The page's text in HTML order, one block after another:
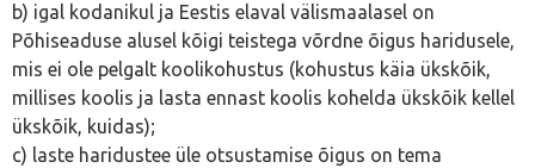
b) igal kodanikul ja Eestis elaval välismaalasel on
Põhiseaduse alusel kõigi teistega võrdne õigus haridusele,
mis ei ole pelgalt koolikohustus (kohustus käia ükskõik,
millises koolis ja lasta ennast koolis kohelda ükskõik kellel
ükskõik, kuidas);
c) laste haridustee üle otsustamise õigus on tema